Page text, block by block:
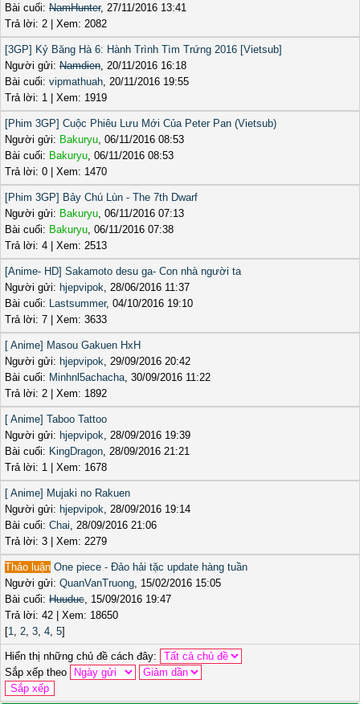
Bài cuối: NamHunter, 27/11/2016 13:41
Trả lời: 2 | Xem: 2082
[3GP] Kỷ Băng Hà 6: Hành Trình Tìm Trứng 2016 [Vietsub]
Người gửi: Namdien, 20/11/2016 16:18
Bài cuối: vipmathuah, 20/11/2016 19:55
Trả lời: 1 | Xem: 1919
[Phim 3GP] Cuộc Phiêu Lưu Mới Của Peter Pan (Vietsub)
Người gửi: Bakuryu, 06/11/2016 08:53
Bài cuối: Bakuryu, 06/11/2016 08:53
Trả lời: 0 | Xem: 1470
[Phim 3GP] Bảy Chú Lùn - The 7th Dwarf
Người gửi: Bakuryu, 06/11/2016 07:13
Bài cuối: Bakuryu, 06/11/2016 07:38
Trả lời: 4 | Xem: 2513
[Anime- HD] Sakamoto desu ga- Con nhà người ta
Người gửi: hjepvipok, 28/06/2016 11:37
Bài cuối: Lastsummer, 04/10/2016 19:10
Trả lời: 7 | Xem: 3633
[ Anime] Masou Gakuen HxH
Người gửi: hjepvipok, 29/09/2016 20:42
Bài cuối: Minhnl5achacha, 30/09/2016 11:22
Trả lời: 2 | Xem: 1892
[ Anime] Taboo Tattoo
Người gửi: hjepvipok, 28/09/2016 19:39
Bài cuối: KingDragon, 28/09/2016 21:21
Trả lời: 1 | Xem: 1678
[ Anime] Mujaki no Rakuen
Người gửi: hjepvipok, 28/09/2016 19:14
Bài cuối: Chai, 28/09/2016 21:06
Trả lời: 3 | Xem: 2279
Thảo luận One piece - Đảo hải tặc update hàng tuần
Người gửi: QuanVanTruong, 15/02/2016 15:05
Bài cuối: Huuduc, 15/09/2016 19:47
Trả lời: 42 | Xem: 18650
[1, 2, 3, 4, 5]
Hiển thị những chủ đề cách đây:
Sắp xếp theo